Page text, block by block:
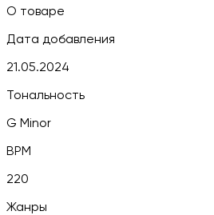
О товаре
Дата добавления
21.05.2024
Тональность
G Minor
BPM
220
Жанры